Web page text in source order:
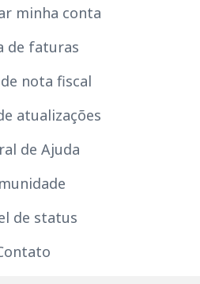
minha conta
de faturas
nota fiscal
atualizações
de Ajuda
de status